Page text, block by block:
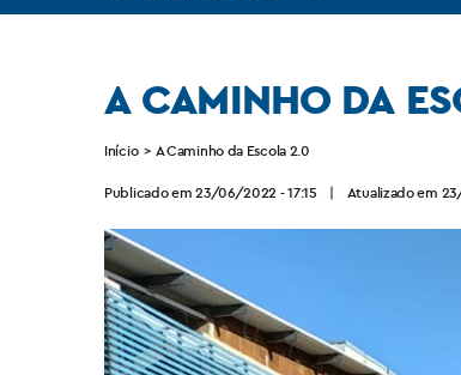
A CAMINHO DA
Início > A Caminho da Escola 2.0
Publicado em 23/06/2022 - 17:15 | Atualizado em